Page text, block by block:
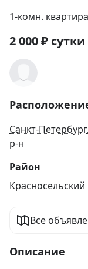
19
1-комн.
2 000₽ сутки
Санкт-Петербург
р-н
Район
Красносельский
Все
Описание